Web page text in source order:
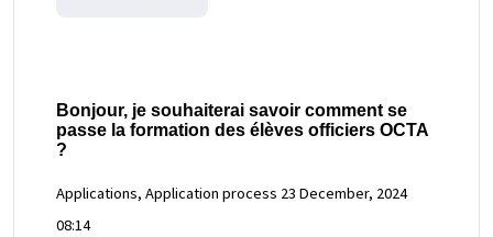
Bonjour, je souhaiterai savoir comment se
passe la formation des élèves officiers OCTA
?
Applications, Application process 23 December, 2024
08:14